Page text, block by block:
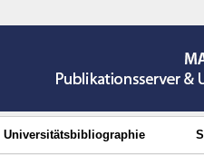
Universitätsbibliographie